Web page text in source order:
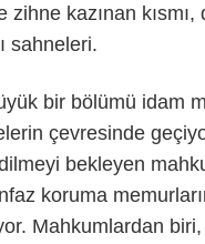
zihne kazınan
sahneleri.
bir bölümü idam
çevresinde
bekleyen
koruma
Mahkumlardan